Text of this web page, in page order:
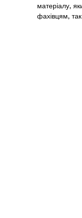
матеріалу,
фахівцям,